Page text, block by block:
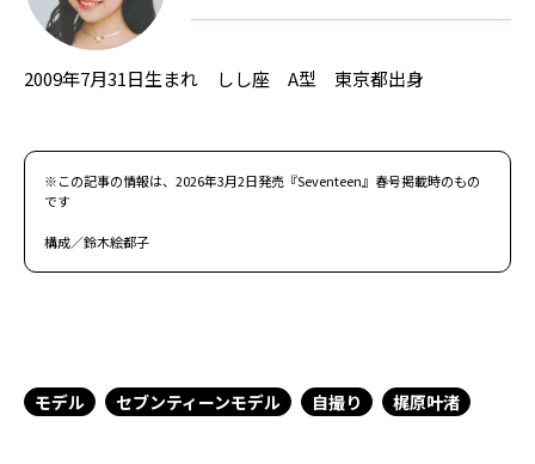
2009年7月31日生まれ しし座 A型 東京都出身
※この記事の情報は、2026年3月2日発売『Seventeen』春号掲載時のもの
です
構成／鈴木絵都子
モデル セブンティーンモデル 自撮り 梶原叶渚